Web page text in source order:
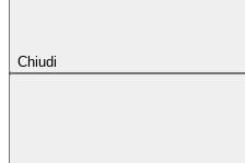
Chiudi